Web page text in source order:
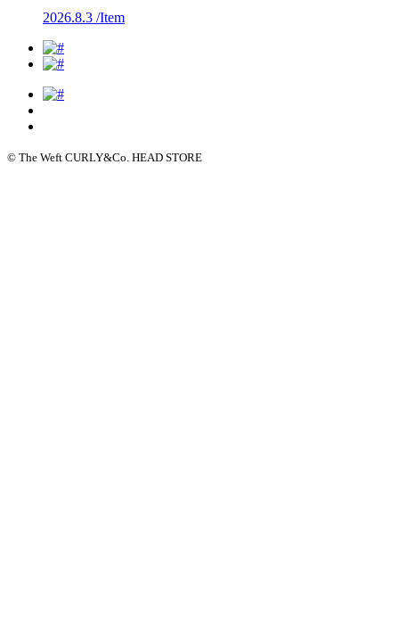
2026.8.3 /Item
© The Weft CURLY&Co. HEAD STORE